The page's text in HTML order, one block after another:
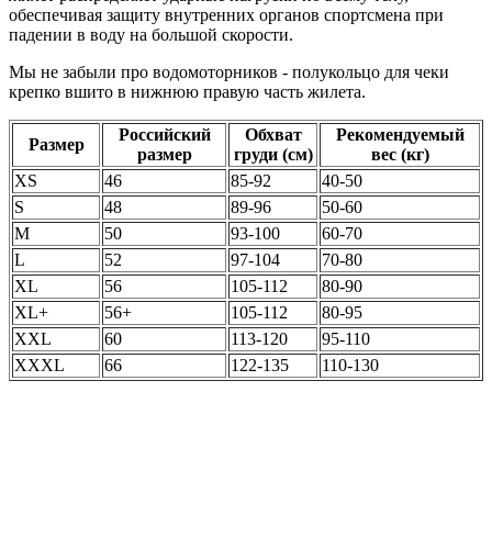
обеспечивая защиту внутренних органов спортсмена при
падении в воду на большой скорости.
Мы не забыли про водомоторников - полукольцо для чеки
крепко вшито в нижнюю правую часть жилета.
Размер
Российский
размер
Обхват
груди (см)
Рекомендуемый
вес (кг)
XS
46 85-92
40-50
S
48 89-96
50-60
M
50 93-100
60-70
L
52 97-104
70-80
XL
56 105-112
80-90
XL+
56+ 105-112
80-95
XXL
60 113-120
95-110
XXXL
66 122-135 110-130